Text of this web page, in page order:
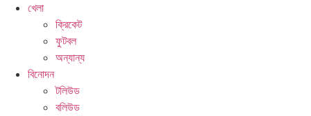
খেলা
ক্রিকেট
ফুটবল
অন্যান্য
বিনোদন
টলিউড
বলিউড